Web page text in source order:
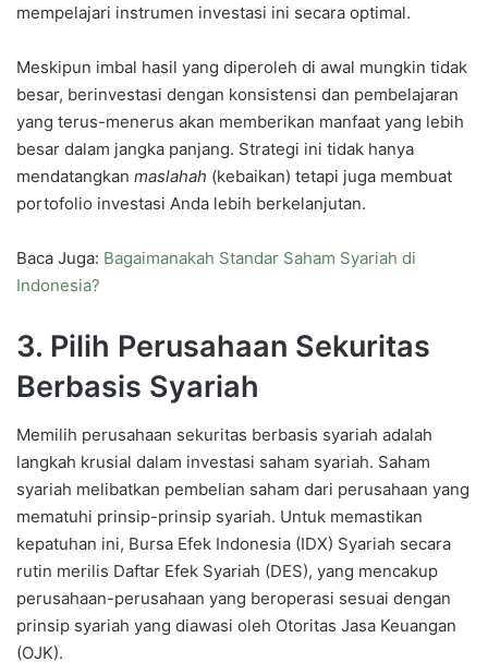
mempelajari instrumen investasi ini secara optimal.
Meskipun imbal hasil yang diperoleh di awal mungkin tidak
besar, berinvestasi dengan konsistensi dan pembelajaran
yang terus-menerus akan memberikan manfaat yang lebih
besar dalam jangka panjang. Strategi ini tidak hanya
mendatangkan maslahah (kebaikan) tetapi juga membuat
portofolio investasi Anda lebih berkelanjutan.
Baca Juga: Bagaimanakah Standar Saham Syariah di
Indonesia?
3. Pilih Perusahaan Sekuritas
Berbasis Syariah
Memilih perusahaan sekuritas berbasis syariah adalah
langkah krusial dalam investasi saham syariah. Saham
syariah melibatkan pembelian saham dari perusahaan yang
mematuhi prinsip-prinsip syariah. Untuk memastikan
kepatuhan ini, Bursa Efek Indonesia (IDX) Syariah secara
rutin merilis Daftar Efek Syariah (DES), yang mencakup
perusahaan-perusahaan yang beroperasi sesuai dengan
prinsip syariah yang diawasi oleh Otoritas Jasa Keuangan
(OJK).